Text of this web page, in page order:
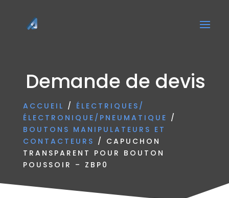
Demande de devis
ACCUEIL / ÉLECTRIQUES/
ÉLECTRONIQUE/PNEUMATIQUE /
BOUTONS MANIPULATEURS ET
CONTACTEURS / CAPUCHON
TRANSPARENT POUR BOUTON
POUSSOIR – ZBP0